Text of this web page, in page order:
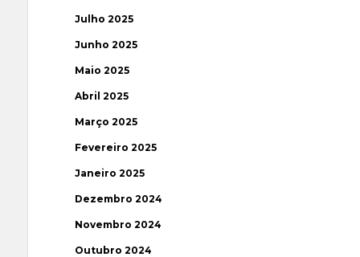
Julho 2025
Junho 2025
Maio 2025
Abril 2025
Março 2025
Fevereiro 2025
Janeiro 2025
Dezembro 2024
Novembro 2024
Outubro 2024